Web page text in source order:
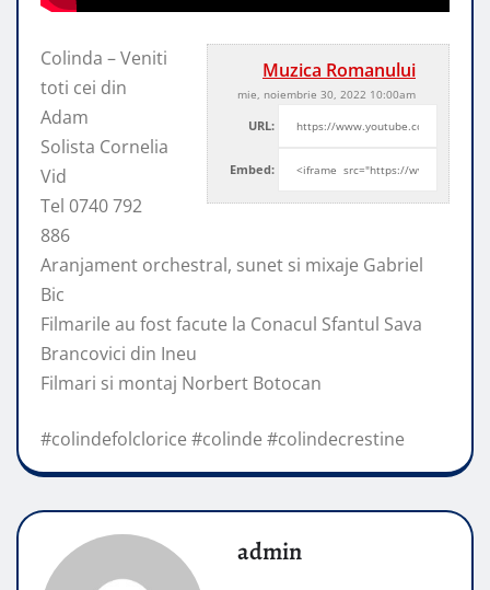
Muzica Romanului
mie, noiembrie 30, 2022 10:00am
URL:
Embed:
Colinda – Veniti
toti cei din
Adam
Solista Cornelia
Vid
Tel 0740 792
886
Aranjament orchestral, sunet si mixaje Gabriel
Bic
Filmarile au fostfacute la Conacul Sfantul Sava
Brancovici din Ineu
Filmari si montaj Norbert Botocan
#colindefolclorice #colinde #colindecrestine
admin